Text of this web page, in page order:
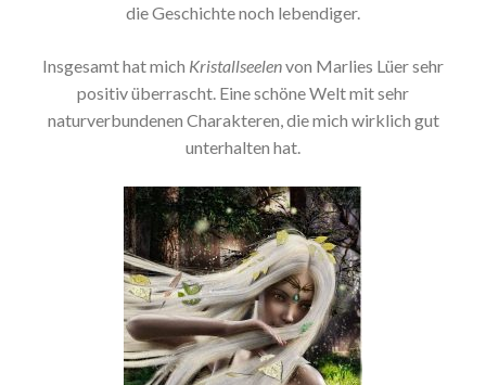
die Geschichte noch lebendiger.
Insgesamt hat mich Kristallseelenvon Marlies Lüer sehr
positiv überrascht. Eine schöne Welt mit sehr
naturverbundenen Charakteren, die mich wirklich gut
unterhalten hat.